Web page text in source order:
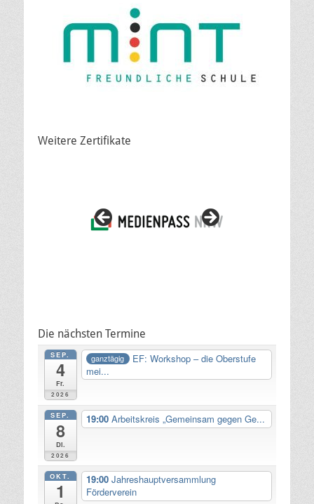
Weitere Zertifikate
Die nächsten Termine
SEP.
4
Fr.
2026
ganztägig
EF: Workshop – die Oberstufe
mei...
SEP.
8
Di.
2026
19:00 Arbeitskreis „Gemeinsam gegen Ge...
OKT.
1
19:00 Jahreshauptversammlung
Förderverein